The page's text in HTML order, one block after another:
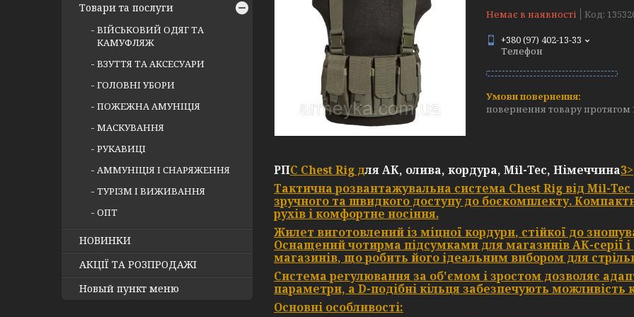
Немає в наявності Код:
+380 (97) 402-13-33
Телефон
повернення товару протягом
РПС Chest Rig для АК, олива, кордура, Mil-Tec, Німеччина3>
Тактична розвантажувальна система Chest Rigвід Mil-
зручного та швидкого доступу до боєкомплекту.
рухів і комфортне носіння.
Жилет виготовлений із міцної кордури, стійкої до
Оснащенийчотирма підсумками для магазинів АК-серії і
магазинів, що робить його ідеальним вибором для
Системарегулювання за об'ємом і зростом дозволяє
параметри, а D-подібні кільцязабезпечують можливість
Основні особливості:
Товари та послуги
ВІЙСЬКОВИЙ ОДЯГ ТА
КАМУФЛЯЖ
ВЗУТТЯ ТА АКСЕСУАРИ
ГОЛОВНІ УБОРИ
ПОЖЕЖНА АМУНІЦІЯ
МАСКУВАННЯ
РУКАВИЦІ
АММУНІЦІЯ І СНАРЯЖЕННЯ
ТУРІЗМ І ВИЖИВАННЯ
ОПТ
НОВИНКИ
АКЦІЇ ТА РОЗПРОДАЖІ
Новый пункт меню